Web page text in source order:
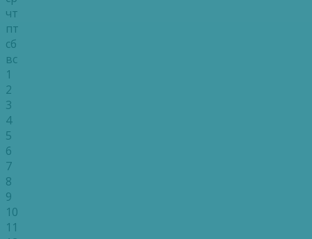
чт
пт
сб
вс
1
2
3
4
5
6
7
8
9
10
11